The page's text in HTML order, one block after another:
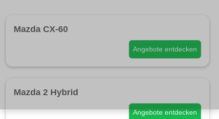
Mazda CX-60
Angebote entdecken
Mazda 2 Hybrid
Angebote entdecken